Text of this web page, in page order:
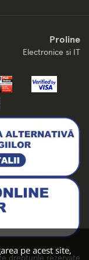
pe acest site,
Proline
Electronice si IT
drepturile rezervate